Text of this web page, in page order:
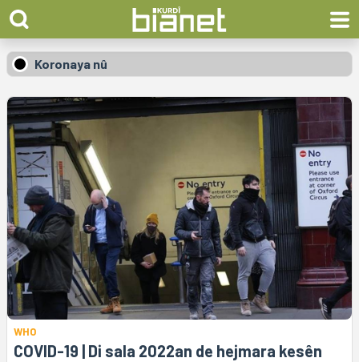
Koronaya nû
WHO
COVID-19 | Di sala 2022an de hejmara kesên